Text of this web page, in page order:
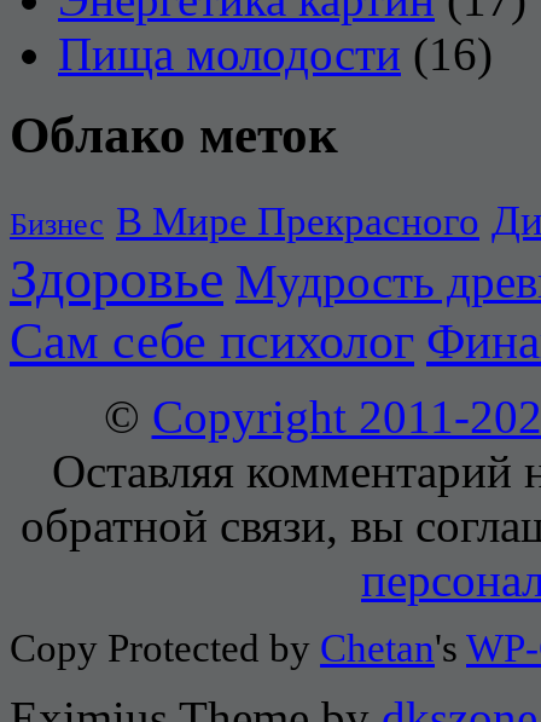
Пища молодости (16)
Облако меток
Бизнес В Мире Прекрасного
Здоровье Мудрость
Сам себе психолог
© Copyright 2011-
Оставляя комментарий
обратной связи, вы
Copy Protected by Chetan's